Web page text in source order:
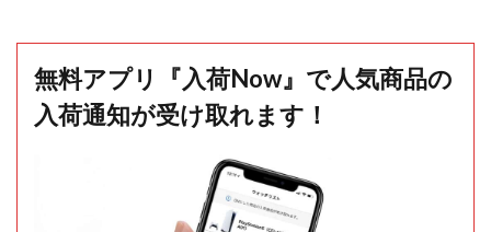
無料アプリ『入荷Now』で人気商品の
入荷通知が受け取れます！